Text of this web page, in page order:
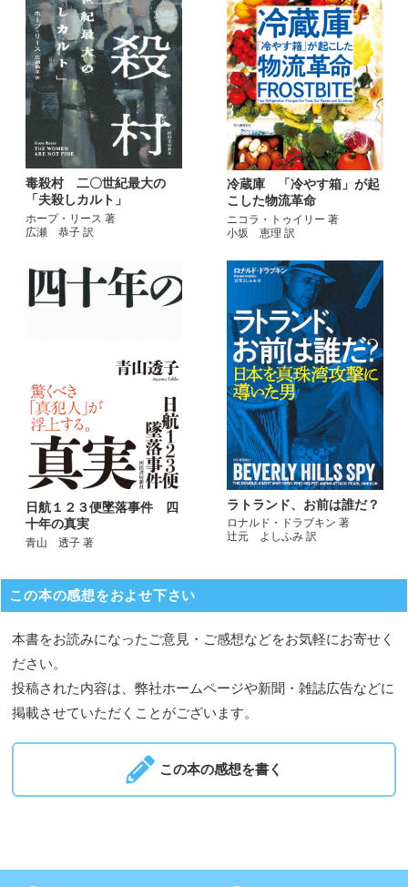
毒殺村 二〇世紀最大の
「夫殺しカルト」
ホープ・リース 著
広瀬 恭子 訳
冷蔵庫 「冷やす箱」が起
こした物流革命
ニコラ・トゥイリー 著
小坂 恵理 訳
日航１２３便墜落事件 四
十年の真実
青山 透子 著
ラトランド、お前は誰だ？
ロナルド・ドラブキン 著
辻元 よしふみ 訳
この本の感想をおよせ下さい
本書をお読みになったご意見・ご感想などをお気軽にお寄せく
ださい。
投稿された内容は、弊社ホームページや新聞・雑誌広告などに
掲載させていただくことがございます。
この本の感想を書く